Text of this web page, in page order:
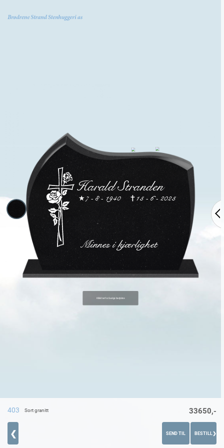
Harald Stranden
7 - 8 - 1940 15 - 6 - 2025
Minnes i kjærlighet
❮
403 Sort granitt 33650,-
SEND TIL BESTILL❯